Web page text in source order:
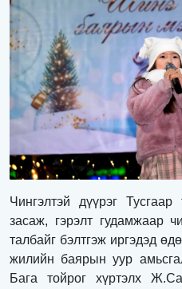
Чингэлтэй дүүрэг
засаж, гэрэлт гудамжаар
талбайг бэлтгэж иргэдэд
жилийн баярын уур
Бага тойрог хүртэлх